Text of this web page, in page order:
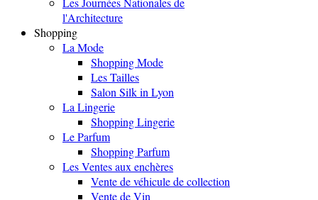
l'Architecture
Shopping
La Mode
Shopping Mode
Les Tailles
Salon Silk in Lyon
La Lingerie
Shopping Lingerie
Le Parfum
Shopping Parfum
Les Ventes aux enchères
Vente de véhicule de collection
Vente de Vin